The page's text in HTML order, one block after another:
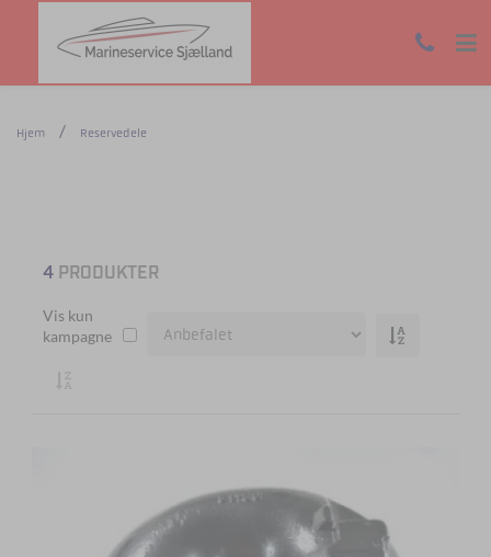
Hjem Reservedele
4PRODUKTER
Vis kun
kampagne